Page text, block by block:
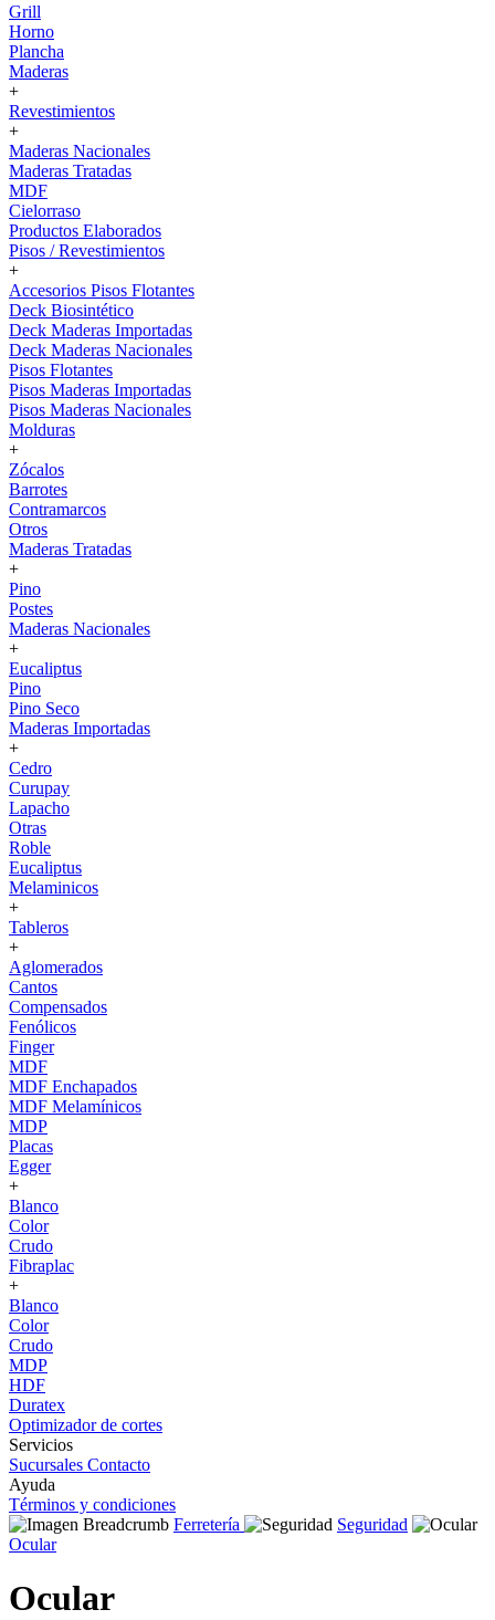
Grill
Horno
Plancha
Maderas
+
Revestimientos
+
Maderas Nacionales
Maderas Tratadas
MDF
Cielorraso
Productos Elaborados
Pisos / Revestimientos
+
Accesorios Pisos Flotantes
Deck Biosintético
Deck Maderas Importadas
Deck Maderas Nacionales
Pisos Flotantes
Pisos Maderas Importadas
Pisos Maderas Nacionales
Molduras
+
Zócalos
Barrotes
Contramarcos
Otros
Maderas Tratadas
+
Pino
Postes
Maderas Nacionales
+
Eucaliptus
Pino
Pino Seco
Maderas Importadas
+
Cedro
Curupay
Lapacho
Otras
Roble
Eucaliptus
Melaminicos
+
Tableros
+
Aglomerados
Cantos
Compensados
Fenólicos
Finger
MDF
MDF Enchapados
MDF Melamínicos
MDP
Placas
Egger
+
Blanco
Color
Crudo
Fibraplac
+
Blanco
Color
Crudo
MDP
HDF
Duratex
Optimizador de cortes
Servicios
Sucursales Contacto
Ayuda
Términos y condiciones
Ferretería
Seguridad
Ocular
Ocular